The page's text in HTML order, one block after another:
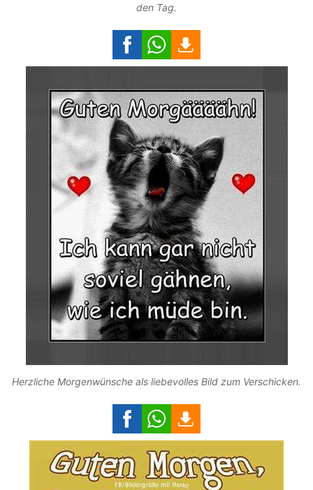
den Tag.
Herzliche Morgenwünsche als liebevolles Bild zum Verschicken.